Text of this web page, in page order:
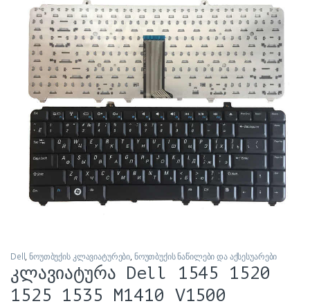
Dell,ნოუთბუქის კლავიატურები, ნოუთბუქის ნაწილები და აქსესუარები
კლავიატურა Dell 1545 1520
1525 1535 M1410 V1500